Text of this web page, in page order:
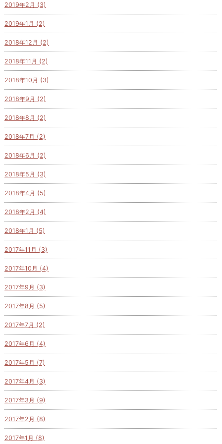
2019年2月 (3)
2019年1月 (2)
2018年12月 (2)
2018年11月 (2)
2018年10月 (3)
2018年9月 (2)
2018年8月 (2)
2018年7月 (2)
2018年6月 (2)
2018年5月 (3)
2018年4月 (5)
2018年2月 (4)
2018年1月 (5)
2017年11月 (3)
2017年10月 (4)
2017年9月 (3)
2017年8月 (5)
2017年7月 (2)
2017年6月 (4)
2017年5月 (7)
2017年4月 (3)
2017年3月 (9)
2017年2月 (8)
2017年1月 (8)